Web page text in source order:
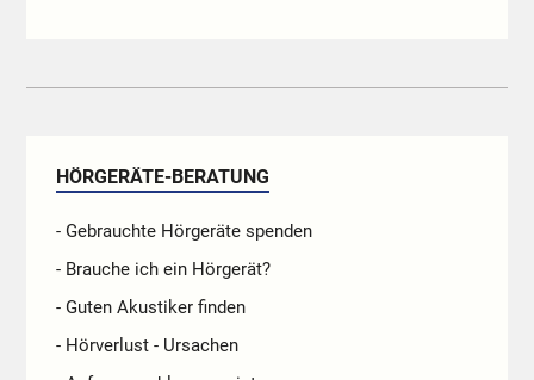
HÖRGERÄTE-BERATUNG
- Gebrauchte Hörgeräte spenden
- Brauche ich ein Hörgerät?
- Guten Akustiker finden
- Hörverlust - Ursachen